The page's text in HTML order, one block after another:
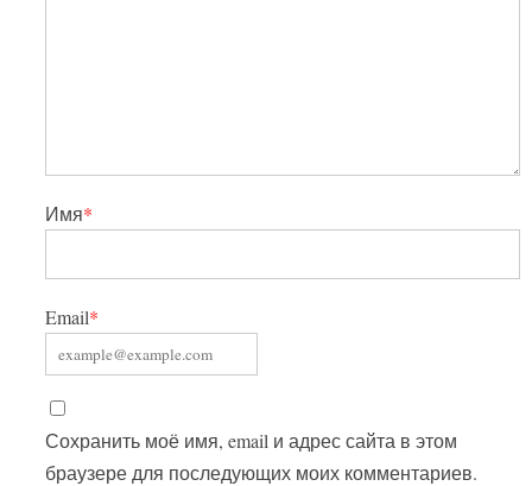
Имя*
Email*
Сохранить моё имя, email и адрес сайта в этом
браузере для последующих моих комментариев.